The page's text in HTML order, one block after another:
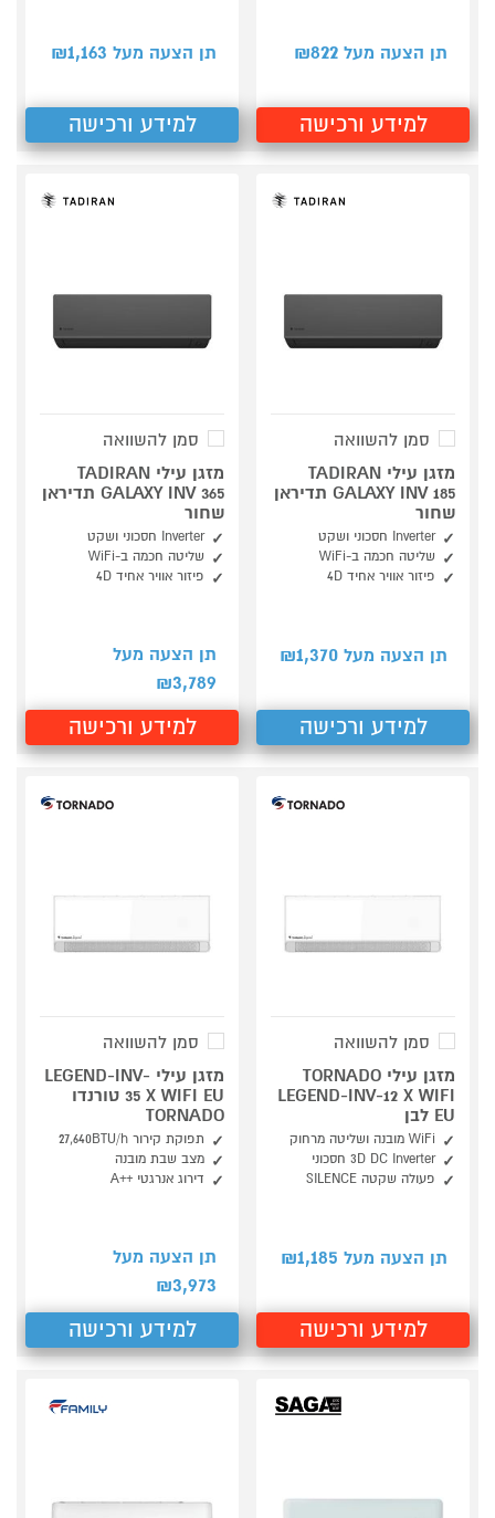
תן הצעה מעל ₪ 822
למידע ורכישה
תן הצעה מעל ₪ 1,163
למידע ורכישה
סמן להשוואה
מזגן עילי TADIRAN
GALAXY INV 185 תדיראן
שחור
Inverter חסכוני ושקט
שליטה חכמה ב-WiFi
פיזור אוויר אחיד 4D
תן הצעה מעל ₪ 1,370
למידע ורכישה
סמן להשוואה
מזגן עילי TADIRAN
GALAXY INV 365 תדיראן
שחור
Inverter חסכוני ושקט
שליטה חכמה ב-WiFi
פיזור אוויר אחיד 4D
תן הצעה מעל
₪3,789
למידע ורכישה
סמן להשוואה
מזגן עילי TORNADO
LEGEND-INV-12 X WIFI
EU לבן
WiFi מובנה ושליטה מרחוק
3D DC Inverter חסכוני
פעולה שקטה SILENCE
תן הצעה מעל ₪ 1,185
למידע ורכישה
סמן להשוואה
מזגן עילי LEGEND-INV-
35 X WIFI EU טורנדו
TORNADO
תפוקת קירור 27,640BTU/h
מצב שבת מובנה
דירוג אנרגטי ++A
תן הצעה מעל
₪3,973
למידע ורכישה